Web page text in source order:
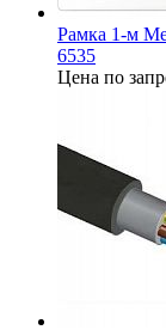
Рамка 1-м
6535
Цена по